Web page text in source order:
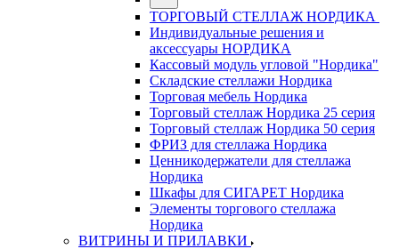
ТОРГОВЫЙ СТЕЛЛАЖ НОРДИКА
Индивидуальные решения и
аксессуары НОРДИКА
Кассовый модуль угловой "Нордика"
Складские стеллажи Нордика
Торговая мебель Нордика
Торговый стеллаж Нордика 25 серия
Торговый стеллаж Нордика 50 серия
ФРИЗ для стеллажа Нордика
Ценникодержатели для стеллажа
Нордика
Шкафы для СИГАРЕТ Нордика
Элементы торгового стеллажа
Нордика
ВИТРИНЫ И ПРИЛАВКИ